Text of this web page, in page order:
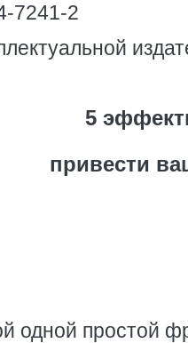
7241-2
5
привести
одной простой